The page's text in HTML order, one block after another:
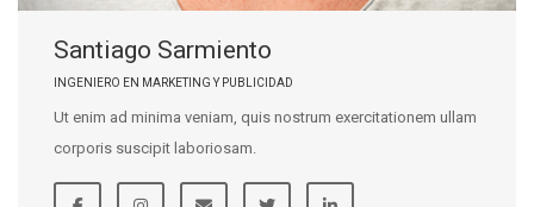
Santiago Sarmiento
INGENIERO EN MARKETING Y PUBLICIDAD
Ut enim ad minima veniam, quis nostrum exercitationem ullam
corporis suscipit laboriosam.